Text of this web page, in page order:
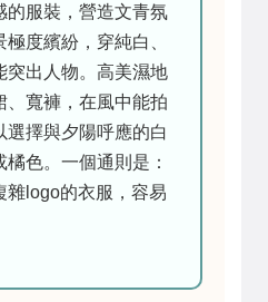
的服裝，營造文青氛
度繽紛，穿純白、
突出人物。高美濕地
、寬褲，在風中能拍
選擇與夕陽呼應的白
色。一個通則是：
雜logo的衣服，容易